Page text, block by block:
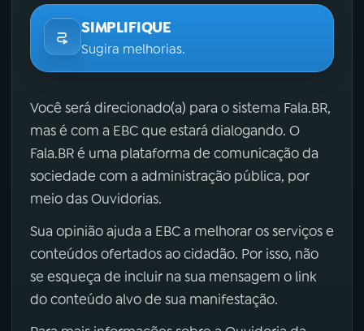
SIMPLIFIQUE
Sugira melhorias.
Você será direcionado(a) para o sistema Fala.BR,
mas é com a EBC que estará dialogando. O
Fala.BR é uma plataforma de comunicação da
sociedade com a administração pública, por
meio das Ouvidorias.
Sua opinião ajuda a EBC a melhorar os serviços e
conteúdos ofertados ao cidadão. Por isso, não
se esqueça de incluir na sua mensagem o link
do conteúdo alvo de sua manifestação.